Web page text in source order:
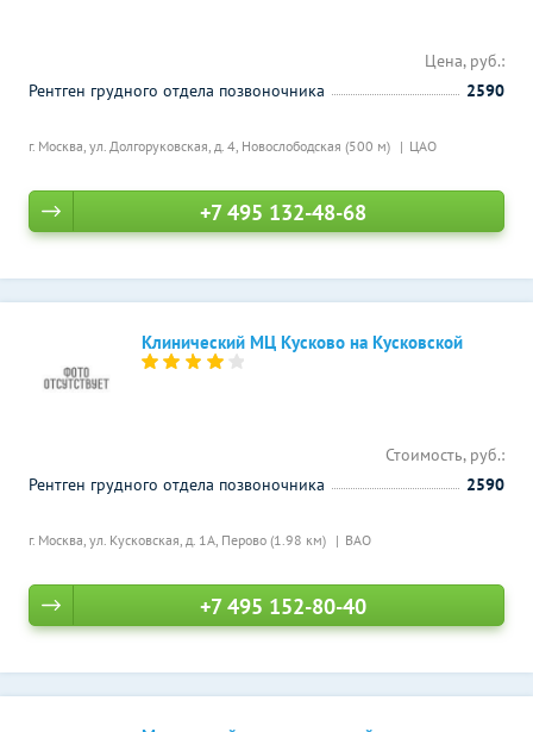
г. Москва, ул. Долгоруковская, д. 4, Новослободская (500 м) ЦАО
Цена, руб.:
Рентген грудного отдела позвоночника
2590
+7 495 132-48-68
Клинический МЦ Кусково на Кусковской
г. Москва, ул. Кусковская, д. 1А, Перово (1.98 км) ВАО
Стоимость, руб.:
Рентген грудного отдела позвоночника
2590
+7 495 152-80-40